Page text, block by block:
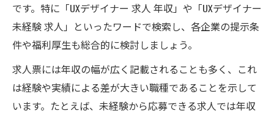
です。特に「UXデザイナー 求人 年収」や「UXデザイナー
未経験 求人」といったワードで検索し、各企業の提示条
件や福利厚生も総合的に検討しましょう。
求人票には年収の幅が広く記載されることも多く、これ
は経験や実績による差が大きい職種であることを示して
います。たとえば、未経験から応募できる求人では年収